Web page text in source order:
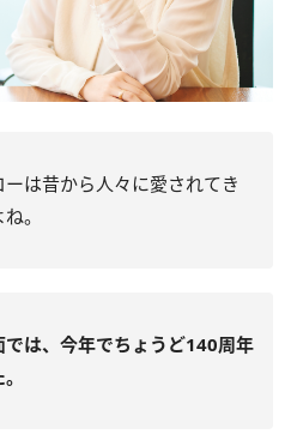
は昔から人々に愛されてき
。
では、今年でちょうど140周年